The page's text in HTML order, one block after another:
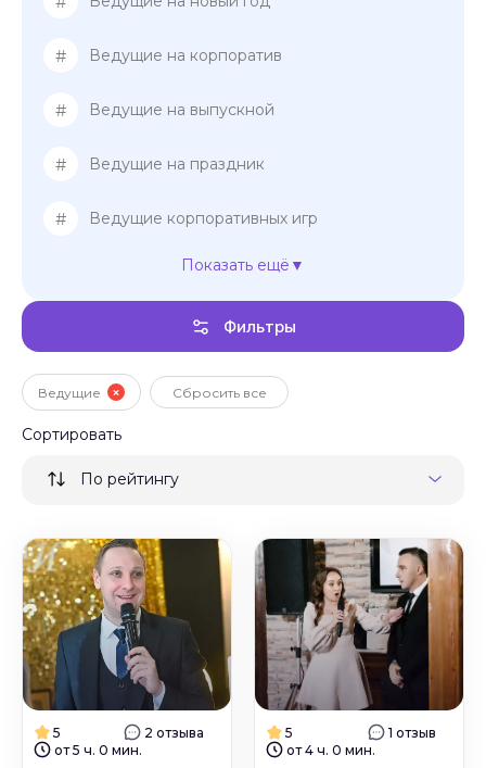
# Ведущие на корпоратив
# Ведущие на выпускной
# Ведущие на праздник
# Ведущие корпоративных игр
Ведущие на банкет
Ведущие на мероприятие
# Свадебные регистраторы
Показать ещё
Фильтры
Ведущие Сбросить все
Сортировать
По рейтингу
5
2 отзыва
от 5 ч. 0 мин.
5
1 отзыв
от 4 ч. 0 мин.